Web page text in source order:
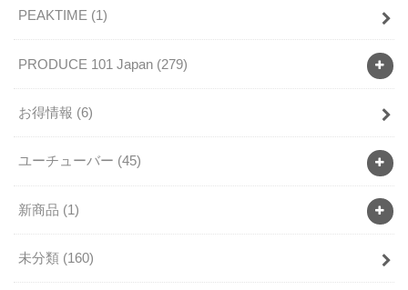
PEAKTIME (1)
PRODUCE 101 Japan (279)
お得情報 (6)
ユーチューバー (45)
新商品 (1)
未分類 (160)